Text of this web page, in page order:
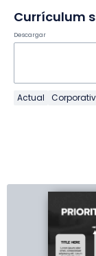
Currículum
Descargar
Actual